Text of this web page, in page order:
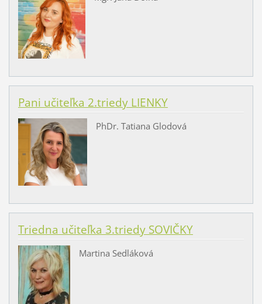
Pani učiteľka 2.triedy LIENKY
PhDr. Tatiana Glodová
Triedna učiteľka 3.triedy SOVIČKY
Martina Sedláková